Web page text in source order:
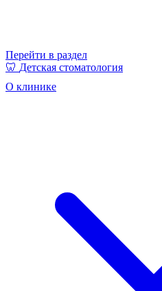
Перейти в раздел
🦷 Детская стоматология
О клинике